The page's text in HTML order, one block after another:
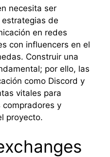
necesita ser
de
en redes
con influencers en el
Construir una
por ello, las
como Discord y
vitales para
y
proyecto.